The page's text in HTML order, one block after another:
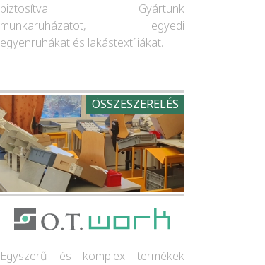
biztosítva. Gyártunk
munkaruházatot, egyedi
egyenruhákat és lakástextíliákat.
ÖSSZESZERELÉS
Egyszerű és komplex termékek